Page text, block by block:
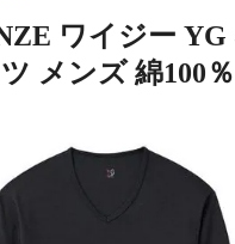
ワイジー
メンズ 綿100